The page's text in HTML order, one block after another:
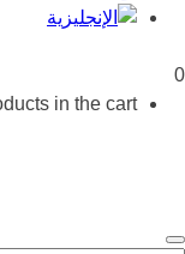
0
in the cart.